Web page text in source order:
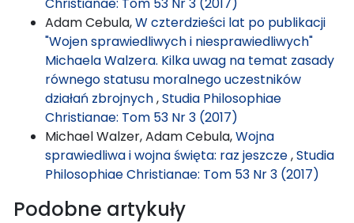
Adam Cebula,W czterdzieści lat po publikacji
"Wojen sprawiedliwych i niesprawiedliwych"
Michaela Walzera. Kilka uwag na temat zasady
równego statusu moralnego uczestników
działań zbrojnych,Studia Philosophiae
Christianae: Tom 53 Nr 3 (2017)
Michael Walzer, Adam Cebula,Wojna
sprawiedliwa i wojna święta: raz jeszcze,Studia
Philosophiae Christianae: Tom 53 Nr 3 (2017)
Podobne artykuły